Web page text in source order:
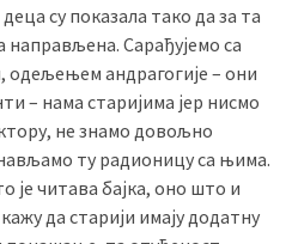
су показала тако да за та
направљена. Сарађујемо са
андрагогије – они
– нама старијима јер нисмо
не знамо довољно
ту радионицу са њима.
је читава бајка, оно што и
да старији имају додатну